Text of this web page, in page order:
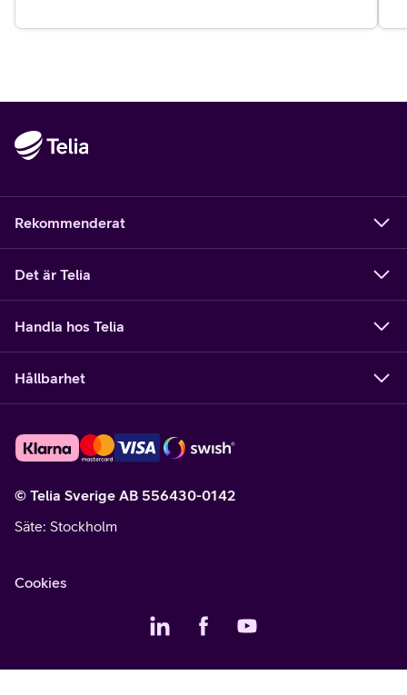
Rekommenderat
Det är Telia
Handla hos Telia
Hållbarhet
© Telia Sverige AB 556430-0142
Säte: Stockholm
Cookies